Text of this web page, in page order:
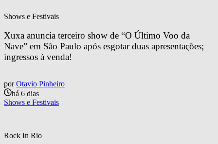
Shows e Festivais
Xuxa anuncia terceiro show de “O Último Voo da
Nave” em São Paulo após esgotar duas apresentações;
ingressos à venda!
por Otavio Pinheiro
há 6 dias
Shows e Festivais
Rock In Rio